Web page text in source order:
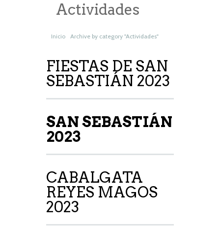
Actividades
Inicio Archive by category "Actividades"
FIESTAS DE SAN
SEBASTIÁN 2023
SAN SEBASTIÁN
2023
CABALGATA
REYES MAGOS
2023